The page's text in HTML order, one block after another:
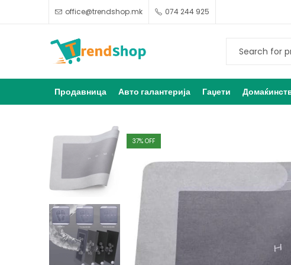
office@trendshop.mk 074 244 925
Продавница Авто галантерија Гаџети
37% OFF